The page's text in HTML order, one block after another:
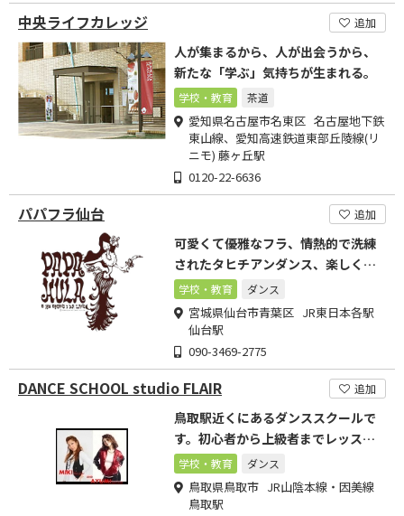
中央ライフカレッジ 追加
人が集まるから、人が出会うから、
新たな「学ぶ」気持ちが生まれる。
学校・教育 茶道
愛知県名古屋市名東区 名古屋地下鉄
東山線、愛知高速鉄道東部丘陵線(リ
ニモ) 藤ヶ丘駅
0120-22-6636
パパフラ仙台 追加
可愛くて優雅なフラ、情熱的で洗練
されたタヒチアンダンス、楽しく踊
りましょう
学校・教育 ダンス
宮城県仙台市青葉区 JR東日本各駅
仙台駅
090-3469-2775
DANCE SCHOOL studio FLAIR 追加
鳥取駅近くにあるダンススクールで
す。初心者から上級者までレッスン
できます。
学校・教育 ダンス
鳥取県鳥取市 JR山陰本線・因美線
鳥取駅